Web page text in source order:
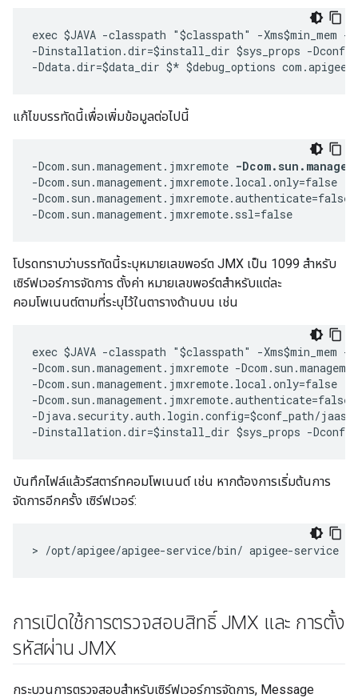
exec $JAVA -classpath "$classpath" -
-Dinstallation.dir=$install_dir $sys_props -
-Ddata.dir=$data_dir $* $debug_options
แก้ไขบรรทัดนี้เพื่อเพิ่มข้อมูลต่อไปนี้
-Dcom.sun.management.jmxremote -
-Dcom.sun.management.jmxremote.local.only=false
-Dcom.sun.management.jmxremote.authenticate=false
-Dcom.sun.management.jmxremote.ssl=false
โปรดทราบว่าบรรทัดนี้ระบุหมายเลขพอร์ต JMX เป็น 1099 สำหรับ
เซิร์ฟเวอร์การจัดการ ตั้งค่า หมายเลขพอร์ตสำหรับแต่ละ
คอมโพเนนต์ตามที่ระบุไว้ในตารางด้านบน เช่น
exec $JAVA -classpath "$classpath" -Xms$min_mem -
-Dcom.sun.management.jmxremote -
-Dcom.sun.management.jmxremote.local.only=false
-
-Djava.security.auth.login.config=$conf_path/
-Dinstallation.dir=$install_dir $sys_props -
บันทึกไฟล์แล้วรีสตาร์ทคอมโพเนนต์ เช่น หากต้องการเริ่มต้นการ
จัดการอีกครั้ง เซิร์ฟเวอร์:
> /opt/apigee/apigee-service/bin/ apigee-service
การเปิดใช้การตรวจสอบสิทธิ์ JMX และ การตั้ง
รหัสผ่าน JMX
กระบวนการตรวจสอบสำหรับเซิร์ฟเวอร์การจัดการ, Message